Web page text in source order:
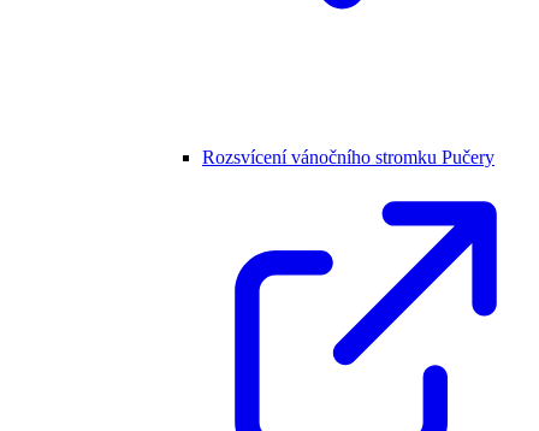
Rozsvícení vánočního stromku Pučery